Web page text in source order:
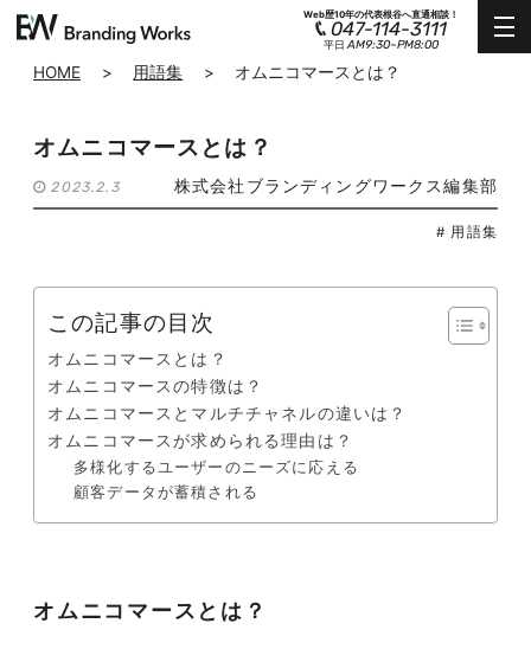
Web歴10年の代表根谷へ直通相談！
047-114-3111
平日AM9:30~PM8:00
HOME > 用語集 > オムニコマースとは？
オムニコマースとは？
2023.2.3 株式会社ブランディングワークス編集部
# 用語集
この記事の目次
オムニコマースとは？
オムニコマースの特徴は？
オムニコマースとマルチチャネルの違いは？
オムニコマースが求められる理由は？
多様化するユーザーのニーズに応える
顧客データが蓄積される
オムニコマースとは？